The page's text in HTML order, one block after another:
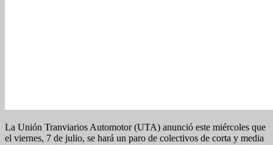
La Unión Tranviarios Automotor (UTA) anunció este miércoles que
el viernes, 7 de julio, se hará un paro de colectivos de corta y media